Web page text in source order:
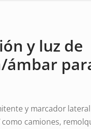
y luz de
ámbar
y marcador
camiones,